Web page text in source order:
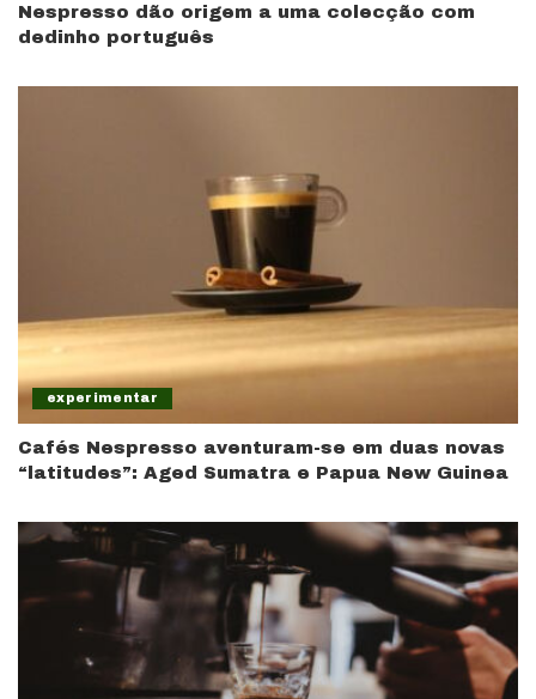
Nespresso dão origem a uma colecção com
dedinho português
experimentar
Cafés Nespresso aventuram-se em duas novas
“latitudes”: Aged Sumatra e Papua New Guinea